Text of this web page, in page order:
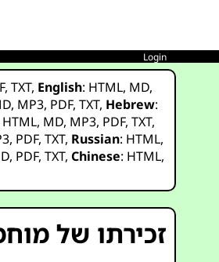
Login
,TXT, English: HTML, MD,
, MP3, PDF,TXT, Hebrew:
HTML, MD, MP3, PDF,TXT,
, PDF,TXT, Russian: HTML,
, PDF,TXT,Chinese: HTML,
זכירתו של